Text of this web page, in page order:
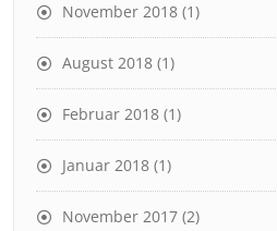
November 2018 (1)
August 2018 (1)
Februar 2018 (1)
Januar 2018 (1)
November 2017 (2)